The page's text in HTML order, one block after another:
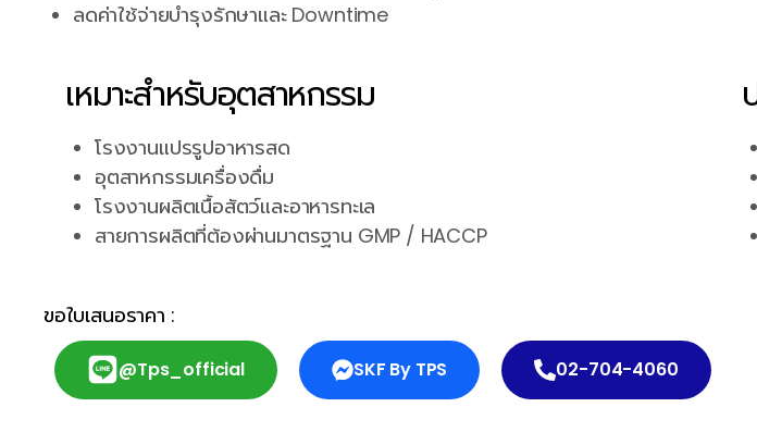
ลดค่าใช้จ่ายบำรุงรักษาและ Downtime
เหมาะสำหรับอุตสาหกรรม
โรงงานแปรรูปอาหารสด
อุตสาหกรรมเครื่องดื่ม
โรงงานผลิตเนื้อสัตว์และอาหารทะเล
สายการผลิตที่ต้องผ่านมาตรฐาน GMP / HACCP
ขอใบเสนอราคา :
@tps_official SKF By TPS 02-704-4060